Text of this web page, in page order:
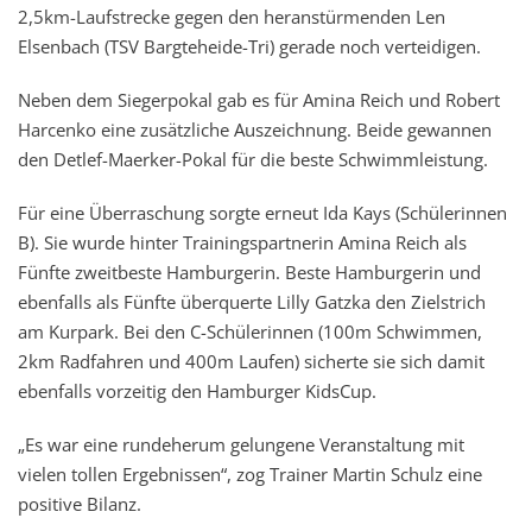
2,5km-Laufstrecke gegen den heranstürmenden Len
Elsenbach (TSV Bargteheide-Tri) gerade noch verteidigen.
Neben dem Siegerpokal gab es für Amina Reich und Robert
Harcenko eine zusätzliche Auszeichnung. Beide gewannen
den Detlef-Maerker-Pokal für die beste Schwimmleistung.
Für eine Überraschung sorgte erneut Ida Kays (Schülerinnen
B). Sie wurde hinter Trainingspartnerin Amina Reich als
Fünfte zweitbeste Hamburgerin. Beste Hamburgerin und
ebenfalls als Fünfte überquerte Lilly Gatzka den Zielstrich
am Kurpark. Bei den C-Schülerinnen (100m Schwimmen,
2km Radfahren und 400m Laufen) sicherte sie sich damit
ebenfalls vorzeitig den Hamburger KidsCup.
„Es war eine rundeherum gelungene Veranstaltung mit
vielen tollen Ergebnissen“, zog Trainer Martin Schulz eine
positive Bilanz.